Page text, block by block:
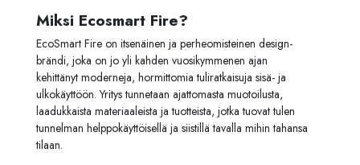
Miksi Ecosmart Fire?
EcoSmart Fire on itsenäinen ja perheomisteinen design-
brändi, joka on jo yli kahden vuosikymmenen ajan
kehittänyt moderneja, hormittomia tuliratkaisuja sisä- ja
ulkokäyttöön. Yritys tunnetaan ajattomasta muotoilusta,
laadukkaista materiaaleista ja tuotteista, jotka tuovat tulen
tunnelman helppokäyttöisellä ja siistillä tavalla mihin tahansa
tilaan.